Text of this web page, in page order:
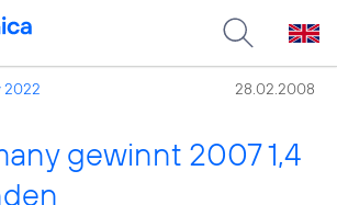
2022 28.02.2008
gewinnt 2007 1,4